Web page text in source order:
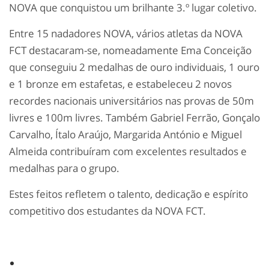
NOVA que conquistou um brilhante 3.º lugar coletivo.
Entre 15 nadadores NOVA, vários atletas da NOVA
FCT destacaram-se, nomeadamente Ema Conceição
que conseguiu 2 medalhas de ouro individuais, 1 ouro
e 1 bronze em estafetas, e estabeleceu 2 novos
recordes nacionais universitários nas provas de 50m
livres e 100m livres. Também Gabriel Ferrão, Gonçalo
Carvalho, Ítalo Araújo, Margarida António e Miguel
Almeida contribuíram com excelentes resultados e
medalhas para o grupo.
Estes feitos refletem o talento, dedicação e espírito
competitivo dos estudantes da NOVA FCT.